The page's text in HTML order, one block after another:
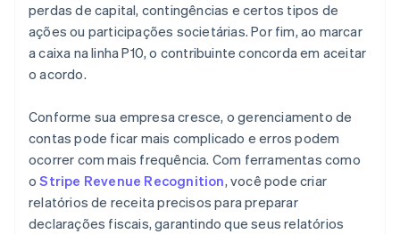
perdas de capital, contingências e certos tipos de
ações ou participações societárias. Por fim, ao marcar
a caixa na linha P10, o contribuinte concorda em aceitar
o acordo.
Conforme sua empresa cresce, o gerenciamento de
contas pode ficar mais complicado e erros podem
ocorrer com mais frequência. Com ferramentas como
oStripe Revenue Recognition, você pode criar
relatórios de receita precisos para preparar
declarações fiscais, garantindo que seus relatórios